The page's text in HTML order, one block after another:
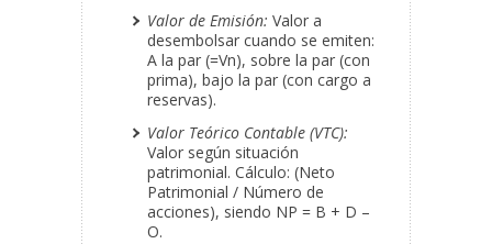
Valor de Emisión: Valor a
desembolsar cuando se emiten:
A la par (=Vn), sobre la par (con
prima), bajo la par (con cargo a
reservas).
Valor Teórico Contable (VTC):
Valor según situación
patrimonial. Cálculo: (Neto
Patrimonial / Número de
acciones), siendo NP = B + D –
O.